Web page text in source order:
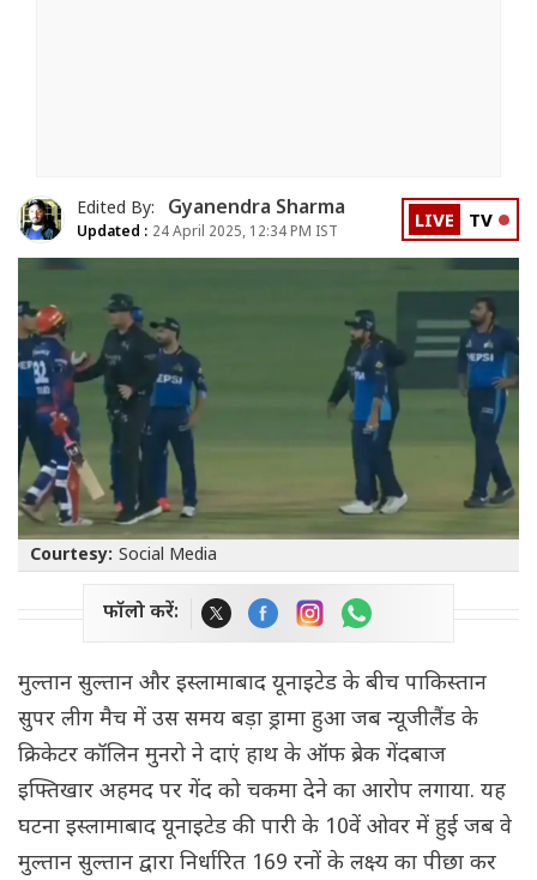
Edited By: Gyanendra Sharma
Updated : 24 April 2025, 12:34 PM IST LIVE TV
Courtesy: Social Media
फॉलो करें:
मुल्तान सुल्तान और इस्लामाबाद यूनाइटेड के बीच पाकिस्तान
सुपर लीग मैच में उस समय बड़ा ड्रामा हुआ जब न्यूजीलैंड के
क्रिकेटर कॉलिन मुनरो ने दाएं हाथ के ऑफ ब्रेक गेंदबाज
इफ्तिखार अहमद पर गेंद को चकमा देने का आरोप लगाया. यह
घटना इस्लामाबाद यूनाइटेड की पारी के 10वें ओवर में हुई जब वे
मुल्तान सुल्तान द्वारा निर्धारित 169 रनों के लक्ष्य का पीछा कर